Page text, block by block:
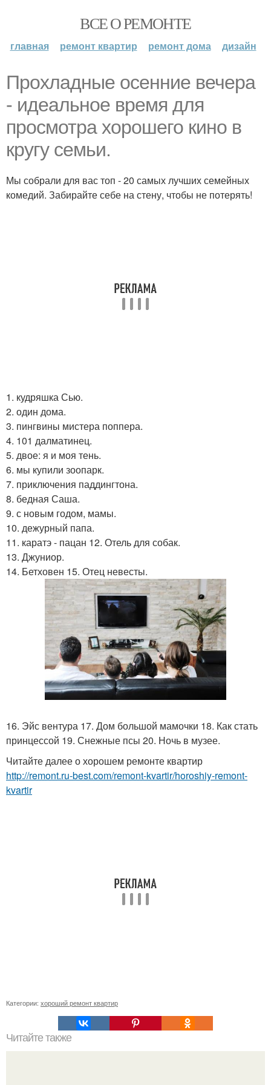
ВСЕ О РЕМОНТЕ
главная ремонт квартир ремонт дома дизайн
Прохладные осенние вечера
- идеальное время для
просмотра хорошего кино в
кругу семьи.
Мы собрали для вас топ - 20 самых лучших семейных
комедий. Забирайте себе на стену, чтобы не потерять!
1. кудряшка Сью.
2. один дома.
3. пингвины мистера поппера.
4. 101 далматинец.
5. двое: я и моя тень.
6. мы купили зоопарк.
7. приключения паддингтона.
8. бедная Саша.
9. с новым годом, мамы.
10. дежурный папа.
11. каратэ - пацан 12. Отель для собак.
13. Джуниор.
14. Бетховен 15. Отец невесты.
16. Эйс вентура 17. Дом большой мамочки 18. Как стать
принцессой 19. Снежные псы 20. Ночь в музее.
Читайте далее о хорошем ремонте квартир
http://remont.ru-best.com/remont-kvartir/horoshiy-remont-
kvartir
Категории: хороший ремонт квартир
Читайте также